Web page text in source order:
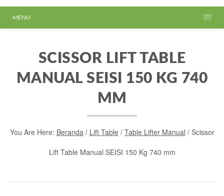
MENU
SCISSOR LIFT TABLE
MANUAL SEISI 150 KG 740
MM
You Are Here: Beranda/ Lift Table/ Table Lifter Manual / Scissor
Lift Table Manual SEISI 150 Kg 740 mm